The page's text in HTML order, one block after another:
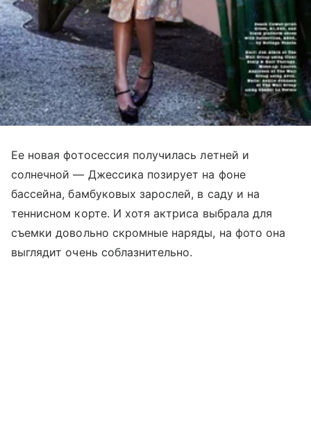
Ее новая фотосессия получилась летней и
солнечной — Джессика позирует на фоне
бассейна, бамбуковых зарослей, в саду и на
теннисном корте. И хотя актриса выбрала для
съемки довольно скромные наряды, на фото она
выглядит очень соблазнительно.